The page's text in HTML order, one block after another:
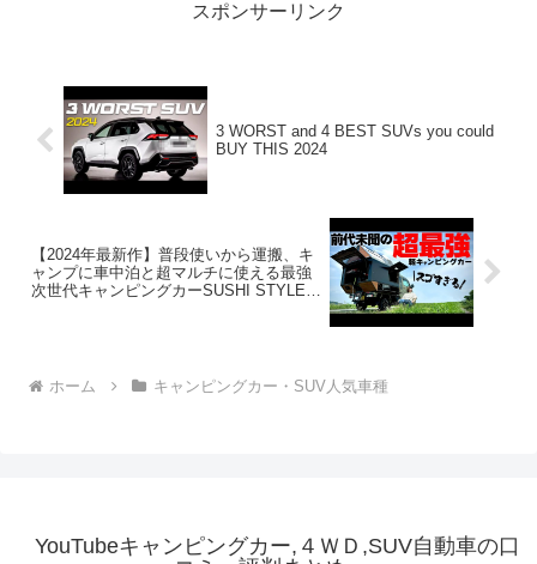
スポンサーリンク
3 WORST and 4 BEST SUVs you could
BUY THIS 2024
【2024年最新作】普段使いから運搬、キ
ャンプに車中泊と超マルチに使える最強
次世代キャンピングカーSUSHI STYLE
ホーム キャンピングカー・SUV人気車種
YouTubeキャンピングカー,４ＷＤ,SUV自動車の口